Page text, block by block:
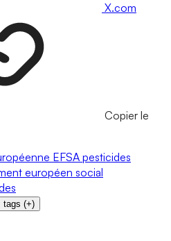
X.com
Copier le
EFSA pesticides
européen social
tags (+)